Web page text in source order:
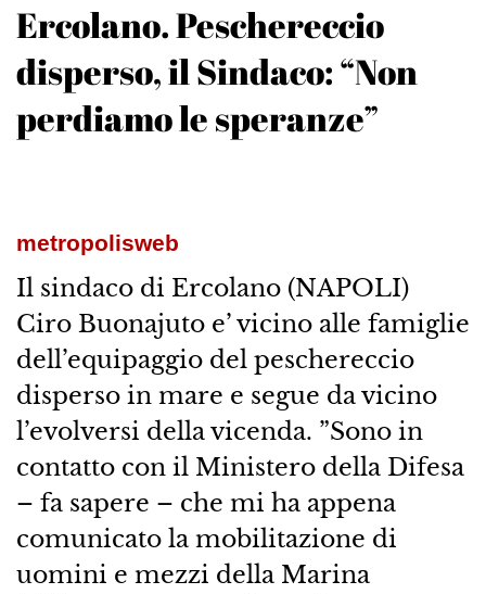
Ercolano. Peschereccio
disperso, il Sindaco: “Non
perdiamo le speranze”
metropolisweb
Il sindaco di Ercolano (NAPOLI)
Ciro Buonajuto e’ vicino alle famiglie
dell’equipaggio del peschereccio
disperso in mare e segue da vicino
l’evolversi della vicenda. ”Sono in
contatto con il Ministero della Difesa
– fa sapere – che mi ha appena
comunicato la mobilitazione di
uomini e mezzi della Marina